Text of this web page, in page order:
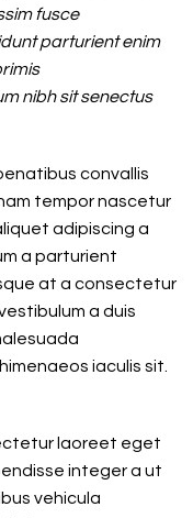
fusce
parturient enim
nibh sit senectus
convallis
tempor nascetur
adipiscing a
a parturient
at a consectetur
a duis
iaculis sit.
laoreet eget
integer a ut
vehicula